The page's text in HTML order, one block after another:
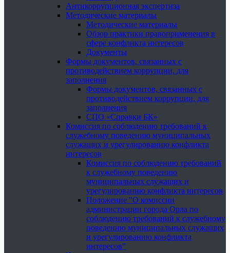
Антикоррупционная экспертиза
Методические материалы
Методические материалы
Обзор практики правоприменения в
сфере конфликта интересов
Документы
Формы документов, связанных с
противодействием коррупции, для
заполнения
Формы документов, связанных с
противодействием коррупции, для
заполнения
СПО «Справки БК»
Комиссия по соблюдению требований к
служебному поведению муниципальных
служащих и урегулированию конфликта
интересов
Комиссия по соблюдению требований
к служебному поведению
муниципальных служащих и
урегулированию конфликта интересов
Положение "О комиссии
администрации города Орла по
соблюдению требований к служебному
поведению муниципальных служащих
и урегулированию конфликта
интересов"